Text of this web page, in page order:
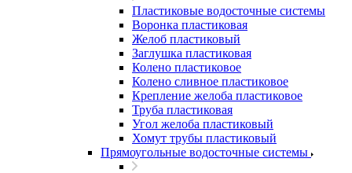
Пластиковые водосточные системы
Воронка пластиковая
Желоб пластиковый
Заглушка пластиковая
Колено пластиковое
Колено сливное пластиковое
Крепление желоба пластиковое
Труба пластиковая
Угол желоба пластиковый
Хомут трубы пластиковый
Прямоугольные водосточные системы